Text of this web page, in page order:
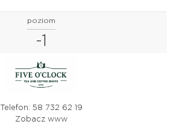
poziom
-1
Telefon: 58 732 62 19
Zobacz www